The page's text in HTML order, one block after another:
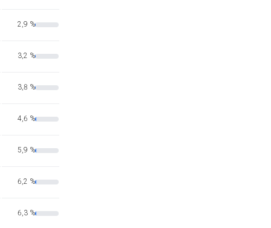
2,9 %
3,2 %
3,8 %
4,6 %
5,9 %
6,2 %
6,3 %